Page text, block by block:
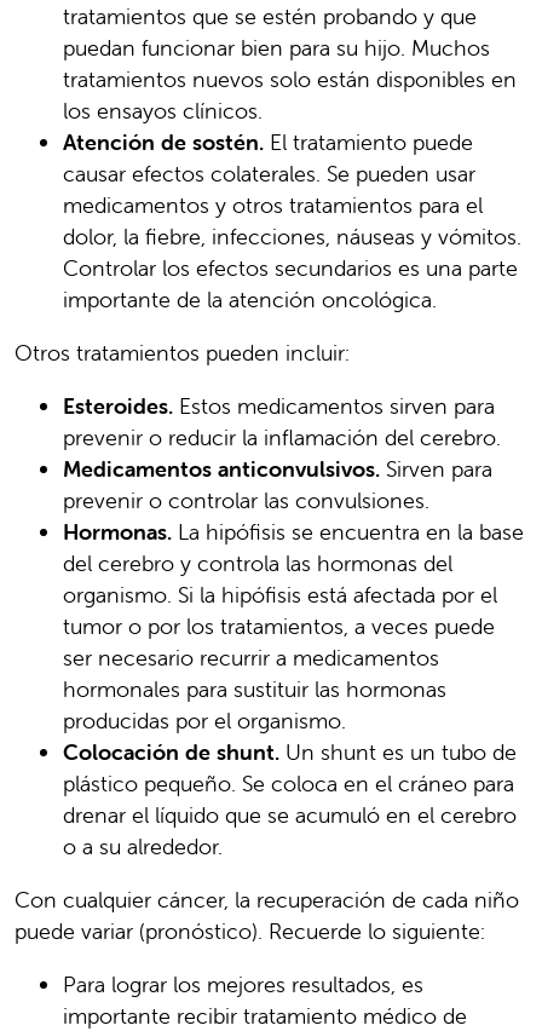
tratamientos que se estén probando y que
puedan funcionar bien para su hijo. Muchos
tratamientos nuevos solo están disponibles en
los ensayos clínicos.
Atención de sostén. El tratamiento puede
causar efectos colaterales. Se pueden usar
medicamentos y otros tratamientos para el
dolor, la fiebre, infecciones, náuseas y vómitos.
Controlar los efectos secundarios es una parte
importante de la atención oncológica.
Otros tratamientos pueden incluir:
Esteroides. Estos medicamentos sirven para
prevenir o reducir la inflamación del cerebro.
Medicamentos anticonvulsivos. Sirven para
prevenir o controlar las convulsiones.
Hormonas. La hipófisis se encuentra en la base
del cerebro y controla las hormonas del
organismo. Si la hipófisis está afectada por el
tumor o por los tratamientos, a veces puede
ser necesario recurrir a medicamentos
hormonales para sustituir las hormonas
producidas por el organismo.
Colocación de shunt. Un shunt es un tubo de
plástico pequeño. Se coloca en el cráneo para
drenar el líquido que se acumuló en el cerebro
o a su alrededor.
Con cualquier cáncer, la recuperación de cada niño
puede variar (pronóstico). Recuerde lo siguiente:
Para lograr los mejores resultados, es
importante recibir tratamiento médico de